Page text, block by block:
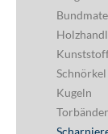
Schnörkel
Kugeln
Torbänder